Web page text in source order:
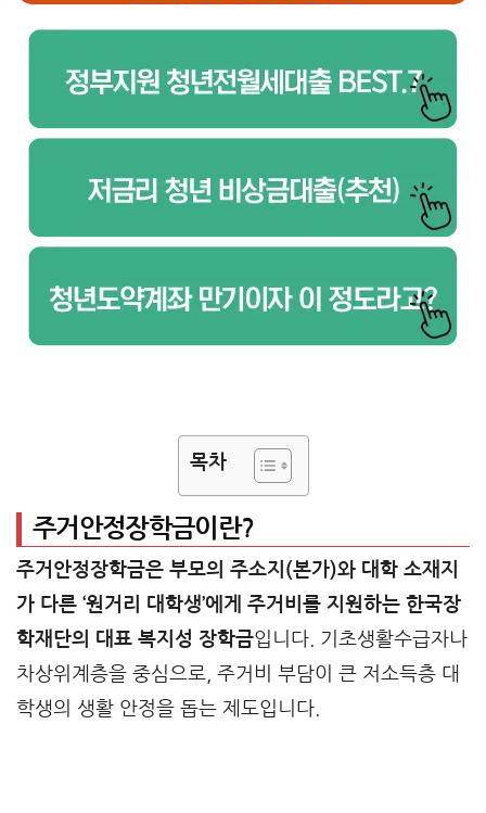
목차
주거안정장학금이란?
주거안정장학금은 부모의 주소지(본가)와 대학 소재지
가 다른 ‘원거리 대학생’에게 주거비를 지원하는 한국장
학재단의 대표 복지성 장학금입니다. 기초생활수급자나
차상위계층을 중심으로, 주거비 부담이 큰 저소득층 대
학생의 생활 안정을 돕는 제도입니다.